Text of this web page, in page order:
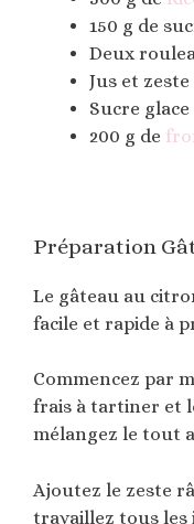
150 g de
Deux
Jus et
Sucre glace
200 g de
Préparation
Le gâteau au
facile et rapide à
Commencez par
frais à tartiner et
mélangez le tout
Ajoutez le zeste
travaillez tous les